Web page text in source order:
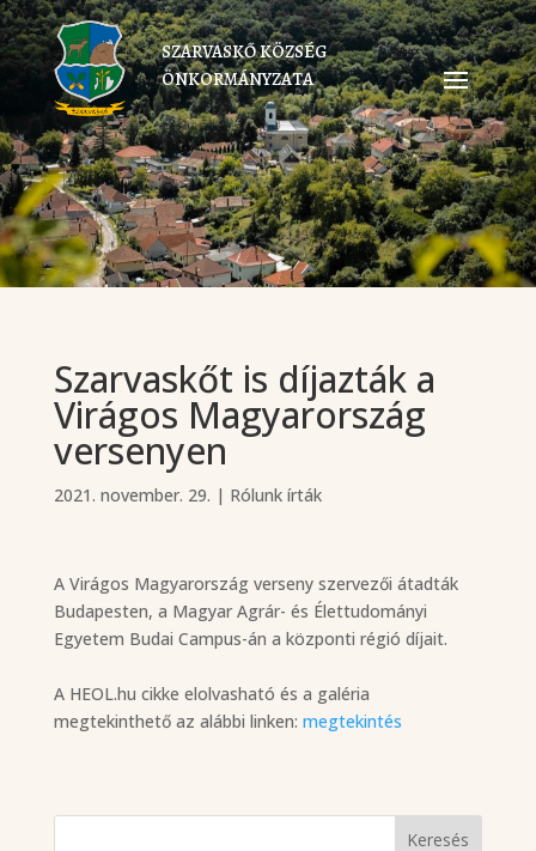
SZARVASKŐ KÖZSÉG
ÖNKORMÁNYZATA
Szarvaskőt is díjazták a
Virágos Magyarország
versenyen
2021. november. 29. | Rólunk írták
A Virágos Magyarország verseny szervezői átadták
Budapesten, a Magyar Agrár- és Élettudományi
Egyetem Budai Campus-án a központi régió díjait.
A HEOL.hu cikke elolvasható és a galéria
megtekinthető az alábbi linken: megtekintés